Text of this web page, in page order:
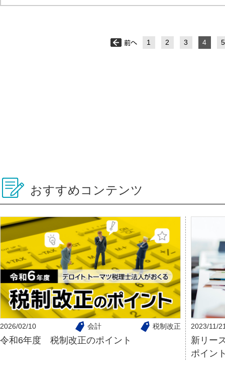
1 2 3 4 5
おすすめコンテンツ
2026/02/10 会計 税制改正
令和6年度 税制改正のポイント
2023/11/
新リー
ポイン